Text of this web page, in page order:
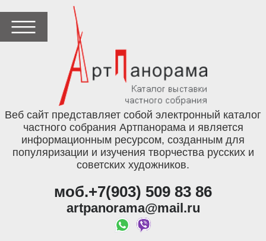
Веб сайт представляет собой электронный каталог
частного собрания Артпанорама и является
информационным ресурсом, созданным для
популяризации и изучения творчества русских и
советских художников.
моб.+7(903) 509 83 86
artpanorama@mail.ru